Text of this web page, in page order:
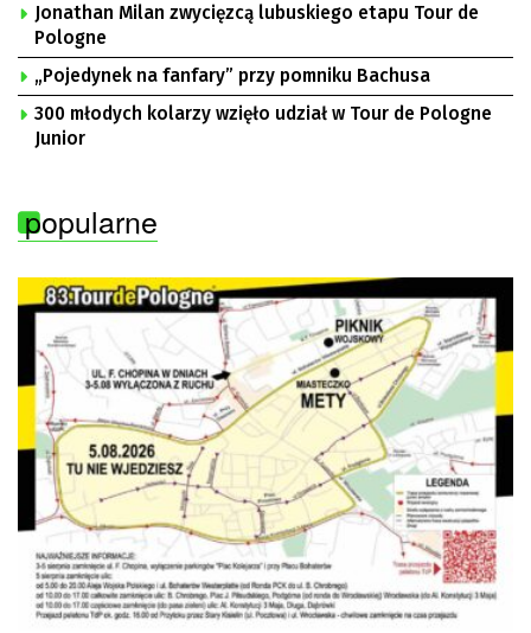
Jonathan Milan zwycięzcą lubuskiego etapu Tour de
Pologne
„Pojedynek na fanfary” przy pomniku Bachusa
300 młodych kolarzy wzięło udział w Tour de Pologne
Junior
popularne